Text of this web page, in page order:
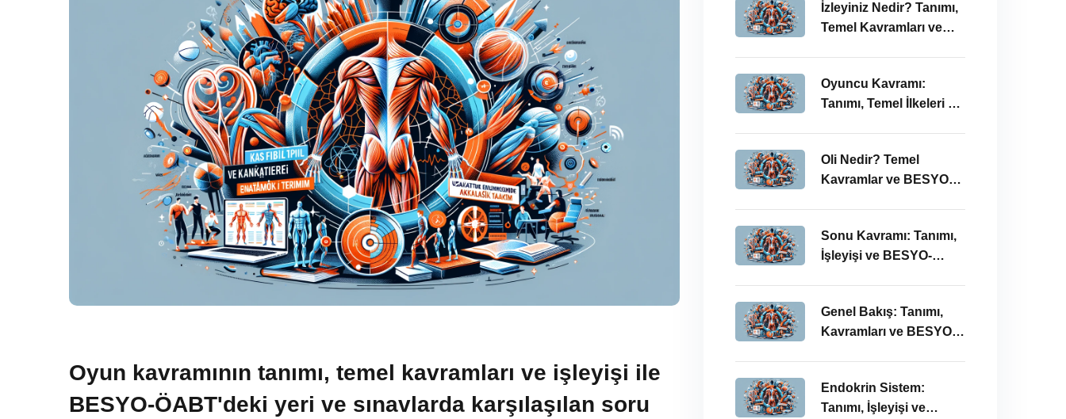
Oyun kavramının tanımı, temel kavramları ve işleyişi ile
BESYO-ÖABT'deki yeri ve sınavlarda karşılaşılan soru
İzleyiniz Nedir? Tanımı,
Temel Kavramları ve
Oyuncu Kavramı:
Tanımı, Temel İlkeleri ve
Oli Nedir? Temel
Kavramlar ve BESYO
Sonu Kavramı: Tanımı,
İşleyişi ve BESYO-
Genel Bakış: Tanımı,
Kavramları ve BESYO
Endokrin Sistem:
Tanımı, İşleyişi ve